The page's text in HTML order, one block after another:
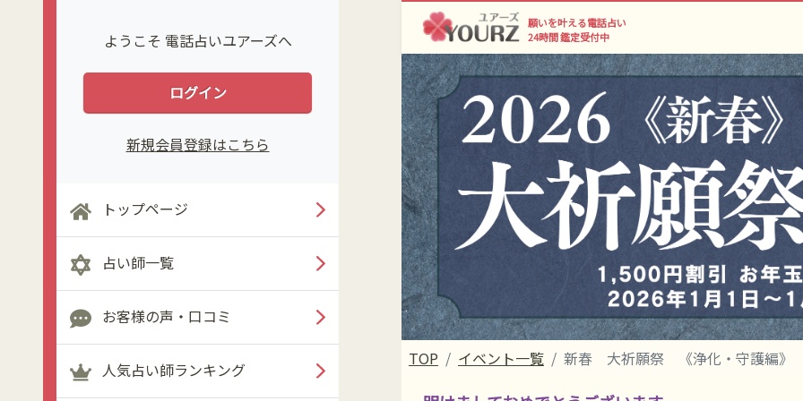
ようこそ 電話占いユアーズへ
ログイン
新規会員登録はこちら
トップページ
占い師一覧
お客様の声・口コミ
人気占い師ランキング
願いを叶える電話占い
24時間 鑑定受付中
TOP イベント一覧 新春 大祈願祭 《浄化・守護編》